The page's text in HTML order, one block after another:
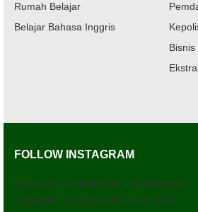
Rumah Belajar
Belajar Bahasa Inggris
Bisnis
FOLLOW INSTAGRAM
Unable to communicate with Instagram.
Instagram has returned invalid data.